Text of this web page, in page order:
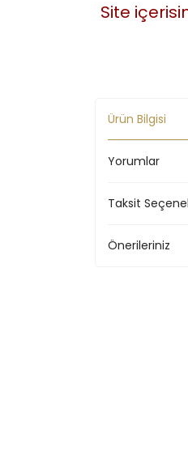
Site
Ürün Bilgisi
Yorumlar
Taksit
Önerileriniz